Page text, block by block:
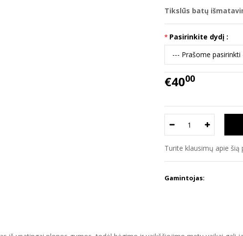
Tikslūs batų
Pasirinkite dydį :
€4000
Turite klausimų apie šią
Gamintojas: